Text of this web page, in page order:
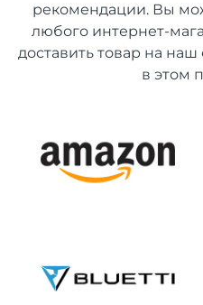
рекомендации. Вы
любого интернет-
доставить товар на наш
в этом